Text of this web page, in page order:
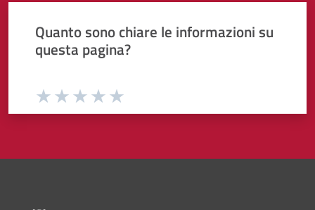
Quanto sono chiare le informazioni su
questa pagina?
Valuta da 1 a 5 stelle la paginaValuta 4 stelle su 5
Valuta 3 stelle su 5
Valuta 2 stelle su 5
Valuta 1 stelle su 5